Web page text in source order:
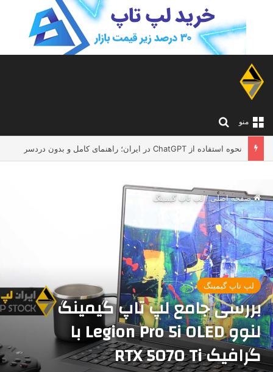
منو
لپ تاپ مناسب معلم ها و اساتید دانشگاه؛ چه مدلی بخریم که تدریس و کار آنلاین را بدون دردسر انجام دهد؟
صفحه اصلی/لپ تاپ گیمینگ
لپ تاپ گیمینگ
بررسی جامع لپ تاپ گیمینگ
لنوو Legion Pro 5i OLED با
گرافیک RTX 5070 Ti